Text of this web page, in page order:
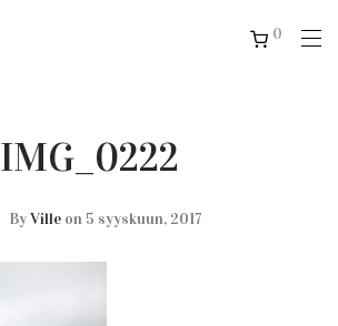
0
IMG_0222
ByVille on 5 syyskuun, 2017